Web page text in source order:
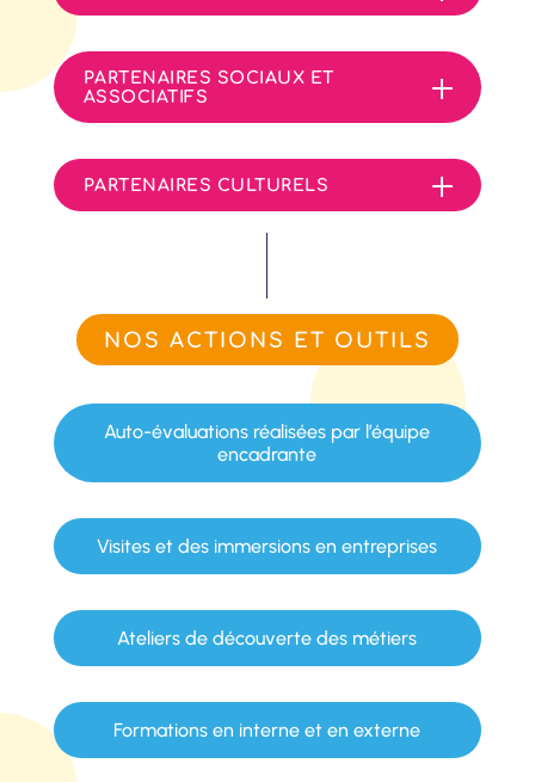
PARTENAIRES SOCIAUX ET
ASSOCIATIFS
PARTENAIRES CULTURELS
NOS ACTIONS ET OUTILS
Auto-évaluations réalisées par l’équipe
encadrante
Visites et des immersions en entreprises
Ateliers de découverte des métiers
Formations en interne et en externe